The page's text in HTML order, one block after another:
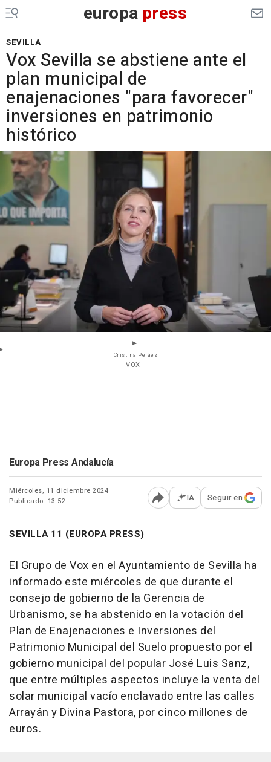
europa press
SEVILLA
Vox Sevilla se abstiene ante el
plan municipal de
enajenaciones "para favorecer"
inversiones en patrimonio
histórico
Cristina Peláez
- VOX
Europa Press Andalucía
Miércoles, 11 diciembre 2024
Publicado: 13:52
Abrir opciones para
IA Seguir en
SEVILLA 11 (EUROPA PRESS)
El Grupo de Vox en el Ayuntamiento de Sevilla ha
informado este miércoles de que durante el
consejo de gobierno de la Gerencia de
Urbanismo, se ha abstenido en la votación del
Plan de Enajenaciones e Inversiones del
Patrimonio Municipal del Suelo propuesto por el
gobierno municipal del popular José Luis Sanz,
que entre múltiples aspectos incluye la venta del
solar municipal vacío enclavado entre las calles
Arrayán y Divina Pastora, por cinco millones de
euros.